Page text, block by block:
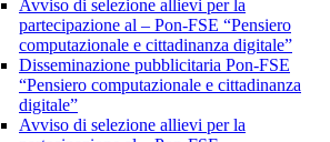
Avviso di selezione allievi per la
partecipazione al – Pon-FSE “Pensiero
computazionale e cittadinanza digitale”
Disseminazione pubblicitaria Pon-FSE
“Pensiero computazionale e cittadinanza
digitale”
Avviso di selezione allievi per la